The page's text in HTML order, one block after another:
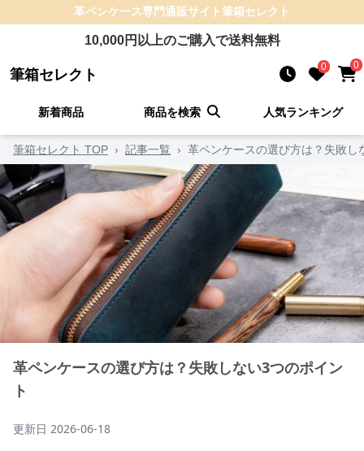
革ペンケース専門通販サイト筆箱セレクト
10,000円以上のご購入で送料無料
筆箱セレクト 0 0
新着商品 商品を検索 人気ランキング
筆箱セレクト TOP › 記事一覧 › 革ペンケースの選び方は？失敗し
革ペンケースの選び方は？失敗しない3つのポイン
ト
更新日 2026-06-18